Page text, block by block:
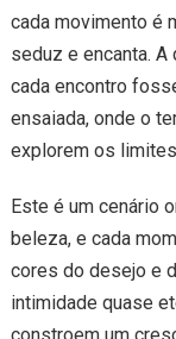
cada movimento é
seduz e encanta.
cada encontro
ensaiada, onde o
explorem os
Este é um cenário
beleza, e cada
cores do desejo e
intimidade quase